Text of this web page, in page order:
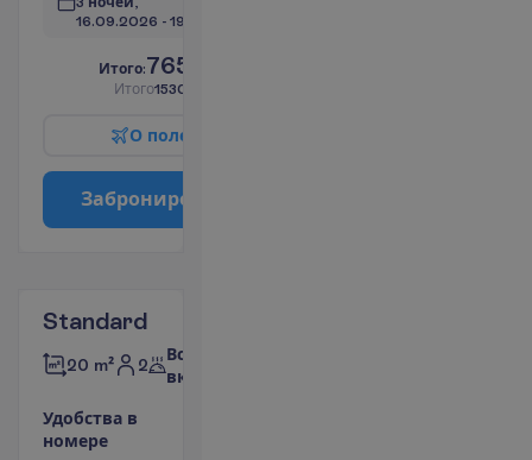
16.09.2026 - 19.09.2026
Итого:765.00
Итого1530.00
О поле
Заброниро
Standard
20 m² 2
Все
включено
Удобства в
номере